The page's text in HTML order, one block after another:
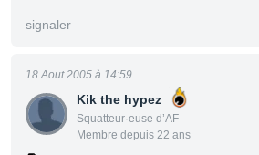
signaler
Kik the hypez
Squatteur·euse d’AF
Membre depuis 22 ans
18 Aout 2005 à 14:59